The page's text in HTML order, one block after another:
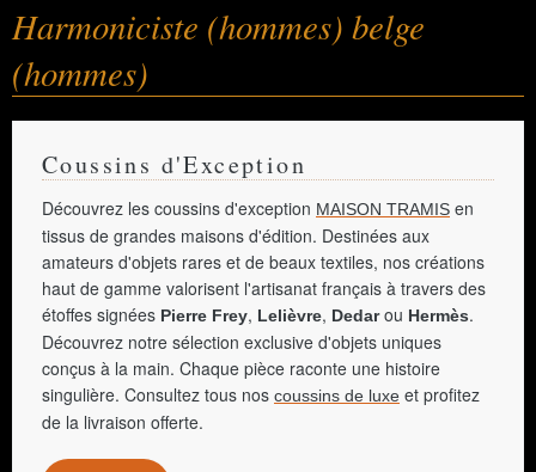
Harmoniciste (hommes) belge
(hommes)
Coussins d'Exception
Découvrez les coussins d'exception MAISON TRAMIS en
tissus de grandes maisons d'édition. Destinées aux
amateurs d'objets rares et de beaux textiles, nos créations
haut de gamme valorisent l'artisanat français à travers des
étoffes signées Pierre Frey, Lelièvre, Dedarou Hermès.
Découvrez notre sélection exclusive d'objets uniques
conçus à la main. Chaque pièce raconte une histoire
singulière. Consultez tous nos coussins de luxe et profitez
de la livraison offerte.